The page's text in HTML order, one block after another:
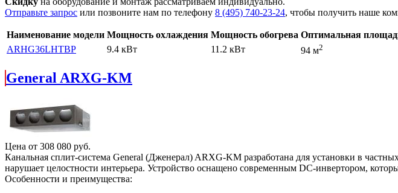
Отправьте запрос или позвоните нам по телефону 8 (495) 740-23-24, чтобы получить наше
Наименование модели Мощность охлаждения Мощность обогрева Оптимальная
ARHG36LHTBP
9.4 кВт 11.2 кВт 94 м2
General ARXG-KM
Цена от 308 080 руб.
Канальная сплит-система General (Дженерал) ARXG-KM разработана для установки в
нарушает целостности интерьера. Устройство оснащено современным DC-инвертором,
Особенности и преимущества: